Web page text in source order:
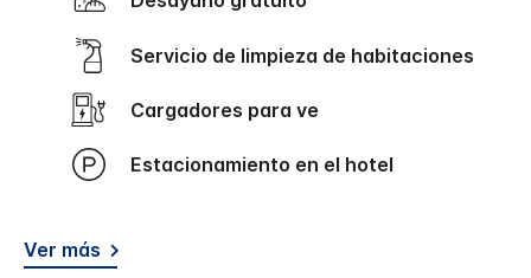
Servicio de limpieza de habitaciones
Cargadores para ve
Estacionamiento en el hotel
Ver más